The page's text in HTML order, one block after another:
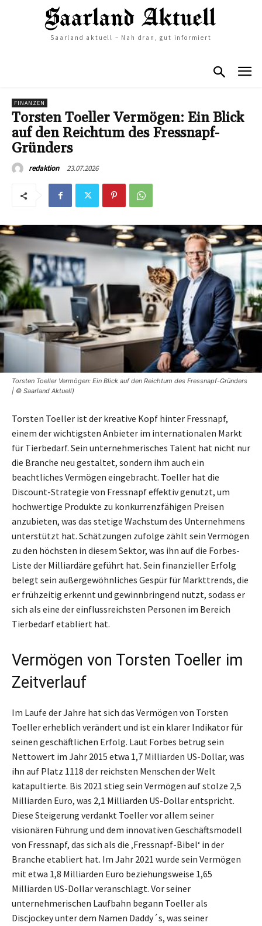
Saarland aktuell – Nah dran, gut informiert
FINANZEN
Torsten Toeller Vermögen: Ein Blick
auf den Reichtum des Fressnapf-
Gründers
redaktion 23.07.2026
Torsten Toeller Vermögen: Ein Blick auf den Reichtum des Fressnapf-Gründers
| © Saarland Aktuell)
Torsten Toeller ist der kreative Kopf hinter Fressnapf,
einem der wichtigsten Anbieter im internationalen Markt
für Tierbedarf. Sein unternehmerisches Talent hat nicht nur
die Branche neu gestaltet, sondern ihm auch ein
beachtliches Vermögen eingebracht. Toeller hat die
Discount-Strategie von Fressnapf effektiv genutzt, um
hochwertige Produkte zu konkurrenzfähigen Preisen
anzubieten, was das stetige Wachstum des Unternehmens
unterstützt hat. Schätzungen zufolge zählt sein Vermögen
zu den höchsten in diesem Sektor, was ihn auf die Forbes-
Liste der Milliardäre geführt hat. Sein finanzieller Erfolg
belegt sein außergewöhnliches Gespür für Markttrends, die
er frühzeitig erkennt und gewinnbringend nutzt, sodass er
sich als eine der einflussreichsten Personen im Bereich
Tierbedarf etabliert hat.
Vermögen von Torsten Toeller im
Zeitverlauf
Im Laufe der Jahre hat sich das Vermögen von Torsten
Toeller erheblich verändert und ist ein klarer Indikator für
seinen geschäftlichen Erfolg. Laut Forbes betrug sein
Nettowert im Jahr 2015 etwa 1,7 Milliarden US-Dollar, was
ihn auf Platz 1118 der reichsten Menschen der Welt
katapultierte. Bis 2021 stieg sein Vermögen auf stolze 2,5
Milliarden Euro, was 2,1 Milliarden US-Dollar entspricht.
Diese Steigerung verdankt Toeller vor allem seiner
visionären Führung und dem innovativen Geschäftsmodell
von Fressnapf, das sich als die ‚Fressnapf-Bibel‘ in der
Branche etabliert hat. Im Jahr 2021 wurde sein Vermögen
mit etwa 1,8 Milliarden Euro beziehungsweise 1,65
Milliarden US-Dollar veranschlagt. Vor seiner
unternehmerischen Laufbahn begann Toeller als
Discjockey unter dem Namen Daddy´s, was seiner